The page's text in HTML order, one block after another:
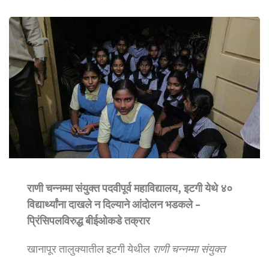
राणी चन्नम्मा संयुक्त पदवीपूर्व महाविद्यालय, इटगी येथे ४०
विद्यार्थ्यांना दाखले न दिल्याने आंदोलन भडकले –
प्रिंसिपलविरुद्ध बीईओकडे तक्रार
खानापूर तालुक्यातील इटगी येथील राणी चन्नम्मा संयुक्त